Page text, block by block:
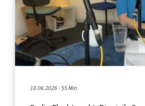
18.06.2026 - 55 Min.